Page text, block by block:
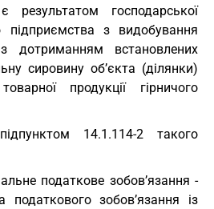
господарської
підприємства з видобування
дотриманням встановлених
сировину об’єкта (ділянки)
продукції гірничого
14.1.114-2 такого
податкове зобов’язання -
податкового зобов’язання із